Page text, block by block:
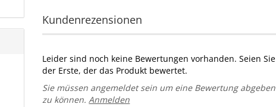
Kundenrezensionen
Leider sind noch keine Bewertungen vorhanden. Seien Sie
der Erste, der das Produkt bewertet.
Sie müssen angemeldet sein um eine Bewertung abgeben
zu können.Anmelden